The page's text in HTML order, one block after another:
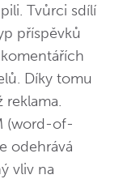
Tvůrci sdílí
příspěvků
Díky tomu
(word-of-
odehrává
vliv na